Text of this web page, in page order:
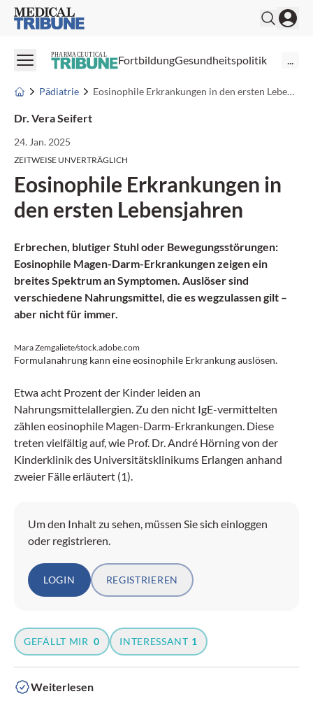
Medical Tribune
PHARMACEUTICAL FortbildungGesundheitspolitik ...
Pädiatrie Eosinophile Erkrankungen in den ersten Lebensjahren
Dr. Vera Seifert
24. Jan. 2025
ZEITWEISE UNVERTRÄGLICH
Eosinophile Erkrankungen in
den ersten Lebensjahren
Erbrechen, blutiger Stuhl oder Bewegungsstörungen:
Eosinophile Magen-Darm-Erkrankungen zeigen ein
breites Spektrum an Symptomen. Auslöser sind
verschiedene Nahrungsmittel, die es wegzulassen gilt –
aber nicht für immer.
Mara Zemgaliete/stock.adobe.com
Formulanahrung kann eine eosinophile Erkrankung auslösen.
Etwa acht Prozent der Kinder leiden an
Nahrungsmittelallergien. Zu den nicht IgE-vermittelten
zählen eosinophile Magen-Darm-Erkrankungen. Diese
treten vielfältig auf, wie Prof. Dr. André Hörning von der
Kinderklinik des Universitätsklinikums Erlangen anhand
zweier Fälle erläutert (1).
Um den Inhalt zu sehen, müssen Sie sich einloggen
oder registrieren.
LOGIN REGISTRIEREN
GEFÄLLT MIR 0 INTERESSANT 1
Weiterlesen